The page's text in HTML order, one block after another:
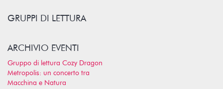
GRUPPI DI LETTURA
ARCHIVIO EVENTI
Gruppo di lettura Cozy Dragon
Metropolis: un concerto tra
Macchina e Natura